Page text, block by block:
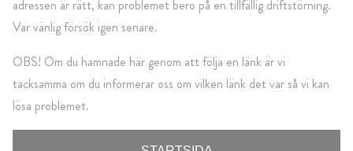
adressen är rätt, kan problemet bero på en tillfällig driftstörning.
Var vänlig försök igen senare.
OBS! Om du hamnade här genom att följa en länk är vi
tacksamma om du informerar oss om vilken länk det var så vi kan
lösa problemet.